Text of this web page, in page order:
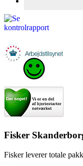
Fisker
Fisker leverer totale